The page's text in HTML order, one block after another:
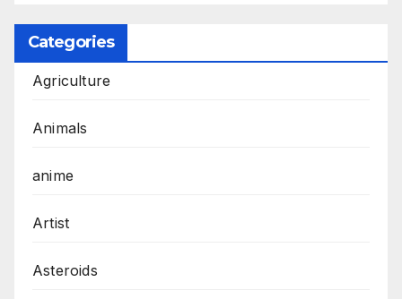
Categories
Agriculture
Animals
anime
Artist
Asteroids